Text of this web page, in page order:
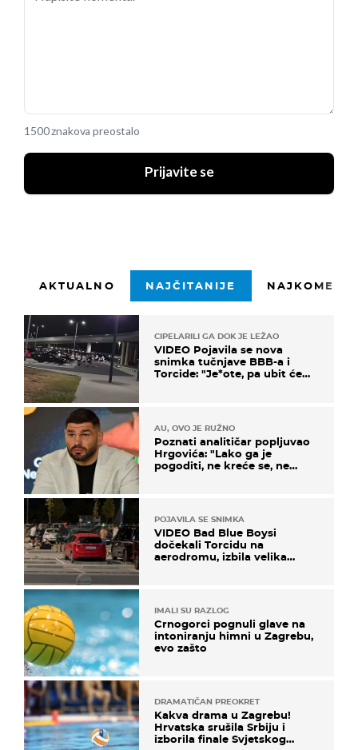
1500 znakova preostalo
Prijavite se
AKTUALNO NAJČITANIJE
CIPELARILI GA DOK JE LEŽAO
VIDEO Pojavila se nova
snimka tučnjave BBB-a i
Torcide: "Je*ote, pa ubit će
AU, OVO JE RUŽNO
Poznati analitičar popljuvao
Hrgovića: "Lako ga je
pogoditi, ne kreće se, ne
POJAVILA SE SNIMKA
VIDEO Bad Blue Boysi
dočekali Torcidu na
aerodromu, izbila velika
IMALI SU RAZLOG
Crnogorci pognuli glave na
intoniranju himni u Zagrebu,
evo zašto
DRAMATIČAN PREOKRET
Kakva drama u Zagrebu!
Hrvatska srušila Srbiju i
izborila finale Svjetskog